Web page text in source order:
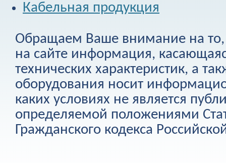
Кабельная продукция
Обращаем Ваше внимание на то,
на сайте информация,
технических характеристик, а
оборудования носит
каких условиях не является
определяемой положениями
Гражданского кодекса